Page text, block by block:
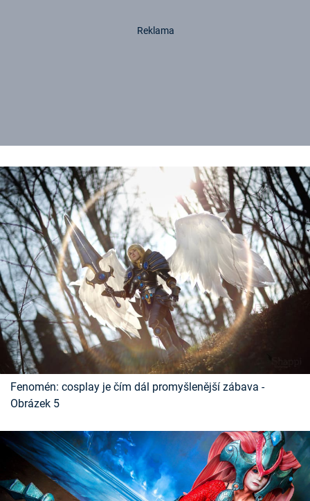
Fenomén: cosplay je čím dál promyšlenější zábava -
Obrázek 5